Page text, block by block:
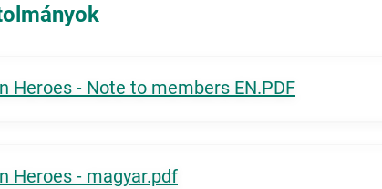
Heroes - Note to members EN.PDF
Heroes - magyar.pdf